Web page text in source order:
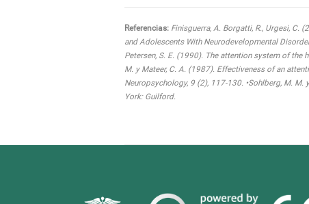
Referencias: Finisguerra, A. Borgatti, R., Urgesi, C.
and Adolescents With Neurodevelopmental
Petersen, S. E. (1990). The attention system of the
M. y Mateer, C. A. (1987). Effectiveness of an
Neuropsychology, 9 (2), 117-130. •Sohlberg, M.
York: Guilford.